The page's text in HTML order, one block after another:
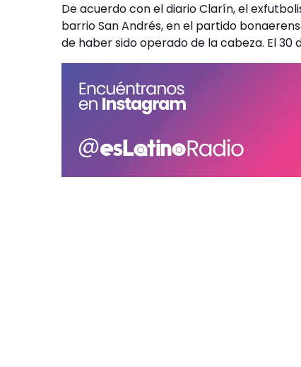
De acuerdo con el diario Clarín, el
barrio San Andrés, en el partido
de haber sido operado de la cabeza. El